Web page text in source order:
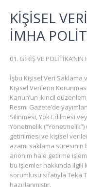
KİŞİSEL
İMHA
GİRİŞ VE
İşbu Kişisel Veri Saklama
Kişisel Verilerin
Kanun’un ikincil
Resmi Gazete’de
Silinmesi, Yok Edilmesi
Yönetmelik
getirilmesi ve kişisel
azami saklama süresinin
anonim hale getirme
bu işlemler hakkında ilgili
sorumlusu sıfatıyla Teka
hazırlanmıştır.